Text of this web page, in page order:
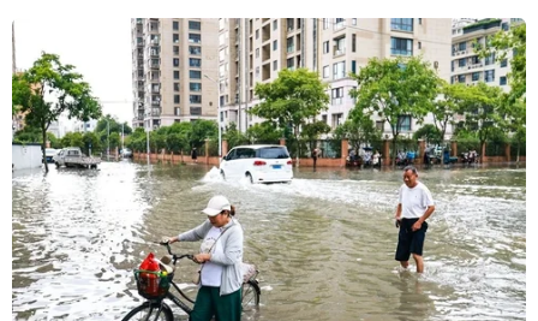
Trụ sở Cục Dự trữ Liên bang Mỹ (Fed) ở Washington, DC, Mỹ.
(Ảnh: THX/TTXVN)
Chủ tịch Cục Dự trữ Liên bang Mỹ (Fed) chi
nhánh Minneapolis, ông Neel Kashkari, cảnh
báo rằng chính sách thuế quan mà Tổng thống